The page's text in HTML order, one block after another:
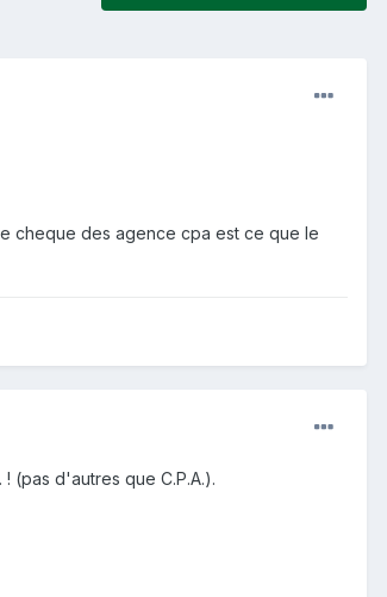
cheque des agence cpa est ce que le
(pas d'autres que C.P.A.).